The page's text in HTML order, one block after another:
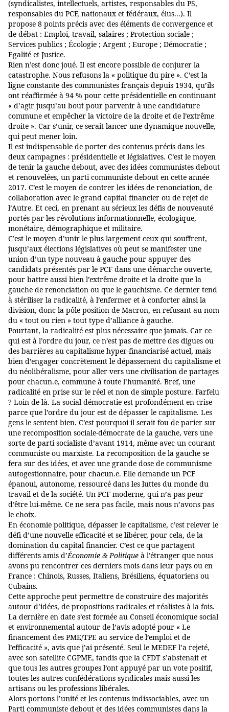
(syndicalistes, intellectuels, artistes, responsables du PS,
responsables du PCF, nationaux et fédéraux, élus...). Il
propose 8 points précis avec des éléments de convergence et
de débat : Emploi, travail, salaires ; Protection sociale ;
Services publics ; Écologie ; Argent ; Europe ; Démocratie ;
Egalité et Justice.
Rien n’est donc joué. Il est encore possible de conjurer la
catastrophe. Nous refusons la « politique du pire ». C’est la
ligne constante des communistes français depuis 1934, qu’ils
ont réaffirmée à 94 % pour cette présidentielle en continuant
« d’agir jusqu’au bout pour parvenir à une candidature
commune et empêcher la victoire de la droite et de l’extrême
droite ». Car s’unir, ce serait lancer une dynamique nouvelle,
qui peut mener loin.
Il est indispensable de porter des contenus précis dans les
deux campagnes : présidentielle et législatives. C’est le moyen
de tenir la gauche debout, avec des idées communistes debout
et renouvelées, un parti communiste debout en cette année
2017. C’est le moyen de contrer les idées de renonciation, de
collaboration avec le grand capital financier ou de rejet de
l’Autre. Et ceci, en prenant au sérieux les défis de nouveauté
portés par les révolutions informationnelle, écologique,
monétaire, démographique et militaire.
C’est le moyen d’unir le plus largement ceux qui souffrent,
jusqu’aux élections législatives où peut se manifester une
union d’un type nouveau à gauche pour appuyer des
candidats présentés par le PCF dans une démarche ouverte,
pour battre aussi bien l’extrême droite et la droite que la
gauche de renonciation ou que le gauchisme. Ce dernier tend
à stériliser la radicalité, à l’enfermer et à conforter ainsi la
division, donc la pôle position de Macron, en refusant au nom
du « tout ou rien » tout type d’alliance à gauche.
Pourtant, la radicalité est plus nécessaire que jamais. Car ce
qui est à l’ordre du jour, ce n’est pas de mettre des digues ou
des barrières au capitalisme hyper-financiarisé actuel, mais
bien d’engager concrètement le dépassement du capitalisme et
du néolibéralisme, pour aller vers une civilisation de partages
pour chacun.e, commune à toute l’humanité. Bref, une
radicalité en prise sur le réel et non de simple posture. Farfelu
? Loin de là. La social-démocratie est profondément en crise
parce que l’ordre du jour est de dépasser le capitalisme. Les
gens le sentent bien. C’est pourquoi il serait fou de parier sur
une recomposition sociale-démocrate de la gauche, vers une
sorte de parti socialiste d’avant 1914, même avec un courant
communiste ou marxiste. La recomposition de la gauche se
fera sur des idées, et avec une grande dose de communisme
autogestionnaire, pour chacun.e. Elle demande un PCF
épanoui, autonome, ressourcé dans les luttes du monde du
travail et de la société. Un PCF moderne, qui n’a pas peur
d’être lui-même. Ce ne sera pas facile, mais nous n’avons pas
le choix.
En économie politique, dépasser le capitalisme, c’est relever le
défi d’une nouvelle efficacité et se libérer, pour cela, de la
domination du capital financier. C’est ce que partagent
différents amis d’Économie & Politique à l’étranger que nous
avons pu rencontrer ces derniers mois dans leur pays ou en
France : Chinois, Russes, Italiens, Brésiliens, équatoriens ou
Cubains.
Cette approche peut permettre de construire des majorités
autour d’idées, de propositions radicales et réalistes à la fois.
La dernière en date s’est formée au Conseil économique social
et environnemental autour de l’avis adopté pour « Le
financement des PME/TPE au service de l’emploi et de
l’efficacité », avis que j’ai présenté. Seul le MEDEF l’a rejeté,
avec son satellite CGPME, tandis que la CFDT s’abstenait et
que tous les autres groupes l’ont appuyé par un vote positif,
toutes les autres confédérations syndicales mais aussi les
artisans ou les professions libérales.
Alors portons l’unité et les contenus indissociables, avec un
Parti communiste debout et des idées communistes dans la